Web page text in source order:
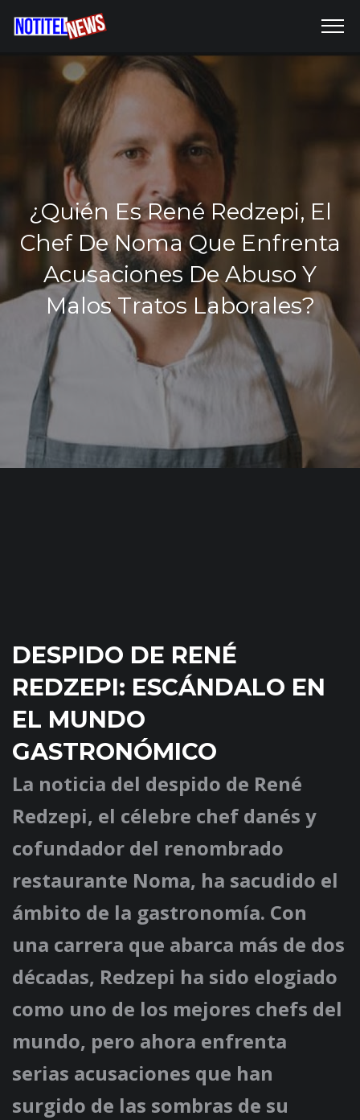
¿Quién Es René Redzepi, El
Chef De Noma Que Enfrenta
Acusaciones De Abuso Y
Malos Tratos Laborales?
DESPIDO DE RENÉ
REDZEPI: ESCÁNDALO EN
EL MUNDO
GASTRONÓMICO
La noticia del despido de René
Redzepi, el célebre chef danés y
cofundador del renombrado
restaurante Noma, ha sacudido el
ámbito de la gastronomía. Con
una carrera que abarca más de dos
décadas, Redzepi ha sido elogiado
como uno de los mejores chefs del
mundo, pero ahora enfrenta
serias acusaciones que han
surgido de las sombras de su